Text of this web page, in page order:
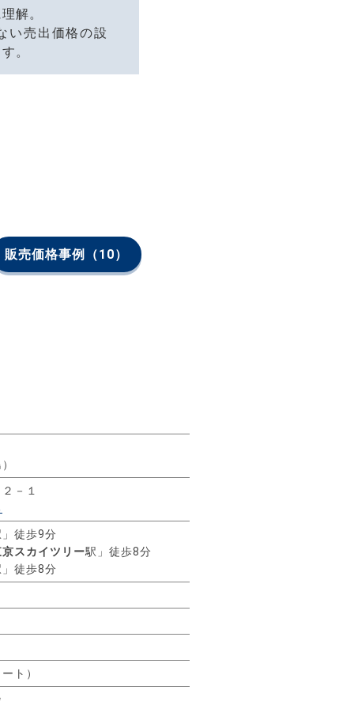
解。
い売出価格の設
。
販売価格事例 （10）
－１
」徒歩9分
京スカイツリー駅」徒歩8分
」徒歩8分
ト）